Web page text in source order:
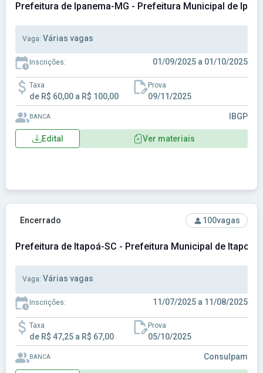
Prefeitura de Ipanema-MG - Prefeitura Municipal de
Vaga: Várias vagas
Inscrições: 01/09/2025 a 01/10/2025
Taxa
de R$ 60,00 a R$ 100,00
Prova
09/11/2025
BANCA IBGP
Edital Ver materiais
Ver concurso: Prefeitura de Itapoá-SC - Prefeitura
Encerrado 100vagas
Prefeitura de Itapoá-SC - Prefeitura Municipal de Itapoá -
Vaga: Várias vagas
Inscrições: 11/07/2025 a 11/08/2025
Taxa
de R$ 47,25 a R$ 67,00
Prova
05/10/2025
BANCA Consulpam